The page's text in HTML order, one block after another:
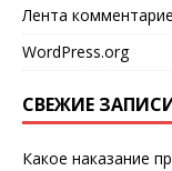
Лента
WordPress.org
СВЕЖИЕ
Какое наказание